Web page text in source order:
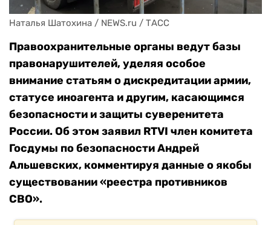
Наталья Шатохина / NEWS.ru / ТАСС
Правоохранительные органы ведут базы
правонарушителей, уделяя особое
внимание статьям о дискредитации армии,
статусе иноагента и другим, касающимся
безопасности и защиты суверенитета
России. Об этом заявил RTVI член комитета
Госдумы по безопасности Андрей
Альшевских, комментируя данные о якобы
существовании «реестра противников
СВО».